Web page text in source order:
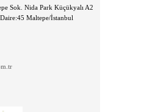
Sok. Nida Park Küçükyalı A2
Maltepe/İstanbul